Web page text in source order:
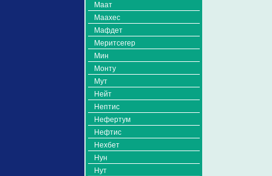
Маат
Маахес
Мафдет
Меритсегер
Мин
Монту
Мут
Нейт
Нептис
Нефертум
Нефтис
Нехбет
Нун
Нут